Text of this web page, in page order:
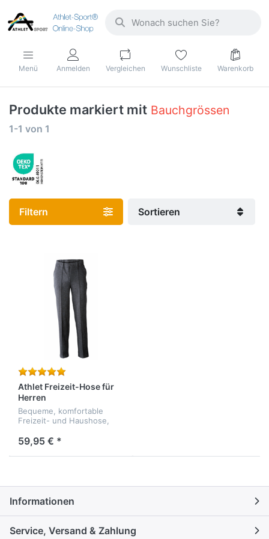
Menü Anmelden Vergleichen Wunschliste Warenkorb
Produkte markiert mit Bauchgrössen
1-1 von 1
Filtern Sortieren
Athlet Freizeit-Hose für
Herren
Bequeme, komfortable
Freizeit- und Haushose,
- formbeständig -
pflegeleicht - Qualität: 70%
Polyacryl, 30% Schurwolle
59,95 € *
Informationen
Service, Versand & Zahlung